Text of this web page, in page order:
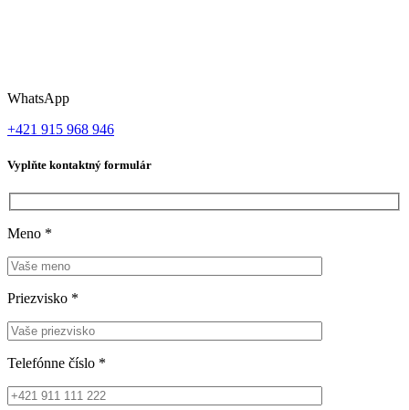
WhatsApp
+421 915 968 946
Vyplňte kontaktný formulár
Meno *
Priezvisko *
Telefónne číslo *